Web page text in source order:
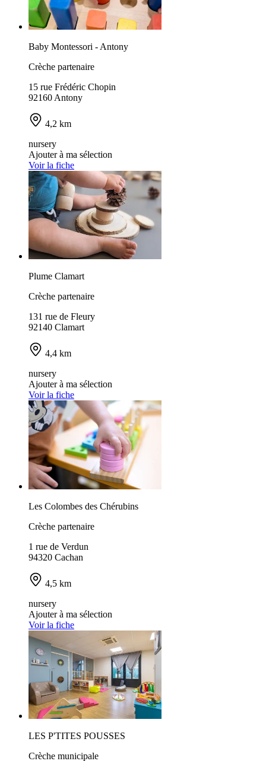
Baby Montessori - Antony
Crèche partenaire
15 rue Frédéric Chopin
92160 Antony
4,2 km
nursery
Ajouter à ma sélection
Voir la fiche
Plume Clamart
Crèche partenaire
131 rue de Fleury
92140 Clamart
4,4 km
nursery
Ajouter à ma sélection
Voir la fiche
Les Colombes des Chérubins
Crèche partenaire
1 rue de Verdun
94320 Cachan
4,5 km
nursery
Ajouter à ma sélection
Voir la fiche
LES P'TITES POUSSES
Crèche municipale